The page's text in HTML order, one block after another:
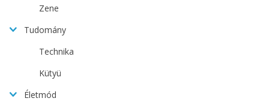
Zene
Tudomány
Technika
Kütyü
Életmód